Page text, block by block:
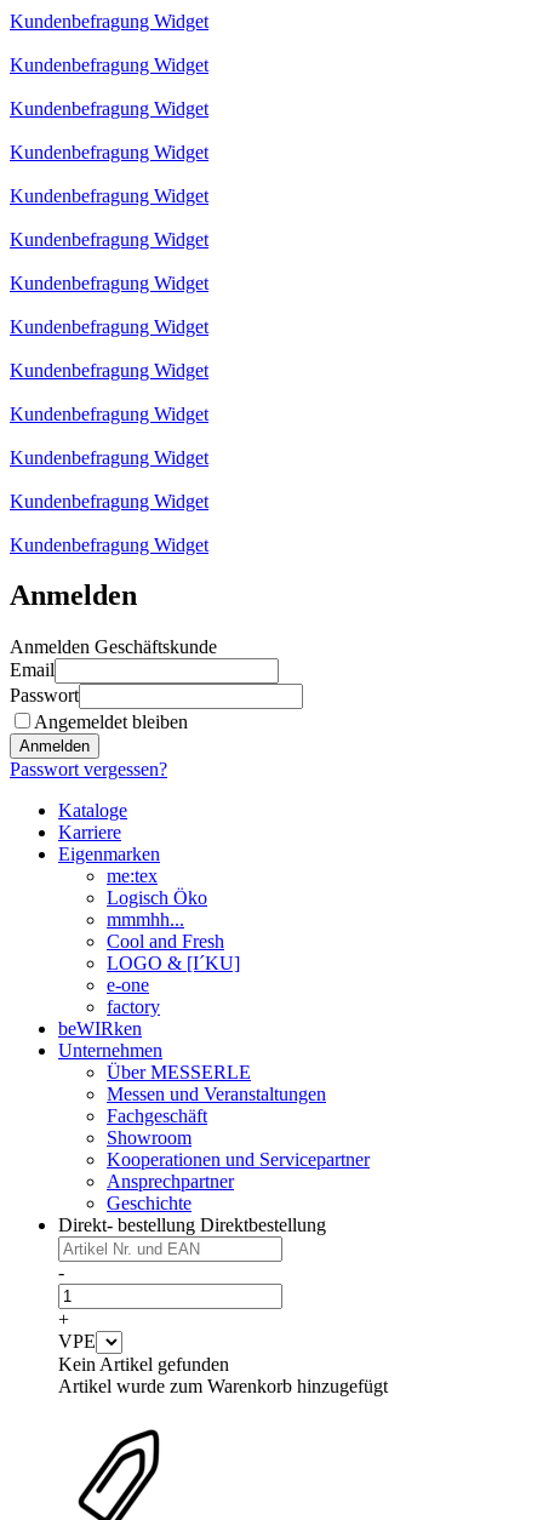
Kundenbefragung Widget
Kundenbefragung Widget
Kundenbefragung Widget
Kundenbefragung Widget
Kundenbefragung Widget
Kundenbefragung Widget
Kundenbefragung Widget
Kundenbefragung Widget
Kundenbefragung Widget
Kundenbefragung Widget
Kundenbefragung Widget
Kundenbefragung Widget
Kundenbefragung Widget
Anmelden
Anmelden Geschäftskunde
Email
Passwort
Angemeldet bleiben
Anmelden
Passwort vergessen?
Kataloge
Karriere
Eigenmarken
me:tex
Logisch Öko
mmmhh...
Cool and Fresh
LOGO & [I´KU]
e-one
factory
beWIRken
Unternehmen
Über MESSERLE
Messen und Veranstaltungen
Fachgeschäft
Showroom
Kooperationen und Servicepartner
Ansprechpartner
Geschichte
Direkt- bestellung Direktbestellung
-
+
VPE
Kein Artikel gefunden
Artikel wurde zum Warenkorb hinzugefügt